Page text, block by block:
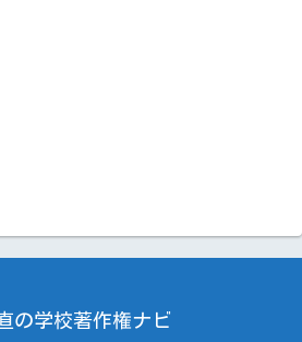
の学校著作権ナビ